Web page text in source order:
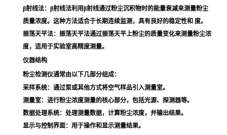
β射线法：β射线法利用β射线通过粉尘沉积物时的能量衰减来测量粉尘
质量浓度。这种方法适合于长期连续监测，具有良好的稳定性和 度。
振荡天平法：振荡天平法通过振荡天平上粉尘的质量变化来测量粉尘浓
度，适用于实验室高精度测量。
仪器结构
粉尘检测仪通常由以下几部分组成：
采样系统：通过泵或其他方式将空气样品引入测量室。
测量室：进行粉尘浓度测量的核心部分，包括光源、探测器等。
数据处理系统：处理测量数据，计算粉尘浓度，并输出结果。
显示与控制界面：用于操作和显示测量结果。